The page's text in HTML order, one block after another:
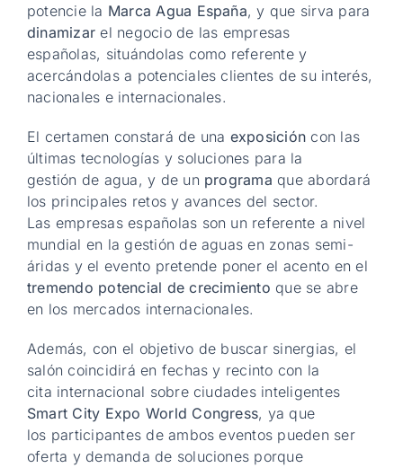
potencie la Marca Agua España, y que sirva para
dinamizar el negocio de las empresas
españolas, situándolas como referente y
acercándolas a potenciales clientes de su interés,
nacionales e internacionales.
El certamen constará de una exposición con las
últimas tecnologías y soluciones para la
gestión de agua, y de un programa que abordará
los principales retos y avances del sector.
Las empresas españolas son un referente a nivel
mundial en la gestión de aguas en zonas semi-
áridas y el evento pretende poner el acento en el
tremendo potencial de crecimiento que se abre
en los mercados internacionales.
Además, con el objetivo de buscar sinergias, el
salón coincidirá en fechas y recinto con la
cita internacional sobre ciudades inteligentes
Smart City Expo World Congress, ya que
los participantes de ambos eventos pueden ser
oferta y demanda de soluciones porque